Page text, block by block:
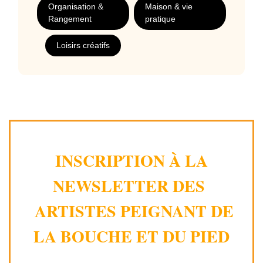
Organisation &
Rangement
Maison & vie
pratique
Loisirs créatifs
INSCRIPTION À LA
NEWSLETTER DES
ARTISTES PEIGNANT DE
LA BOUCHE ET DU PIED